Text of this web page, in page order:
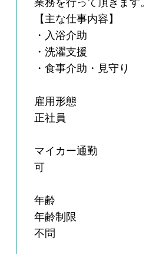
業務を行って頂きます。
【主な仕事内容】
・入浴介助
・洗濯支援
・食事介助・見守り
雇用形態
正社員
マイカー通勤
可
年齢
年齢制限
不問